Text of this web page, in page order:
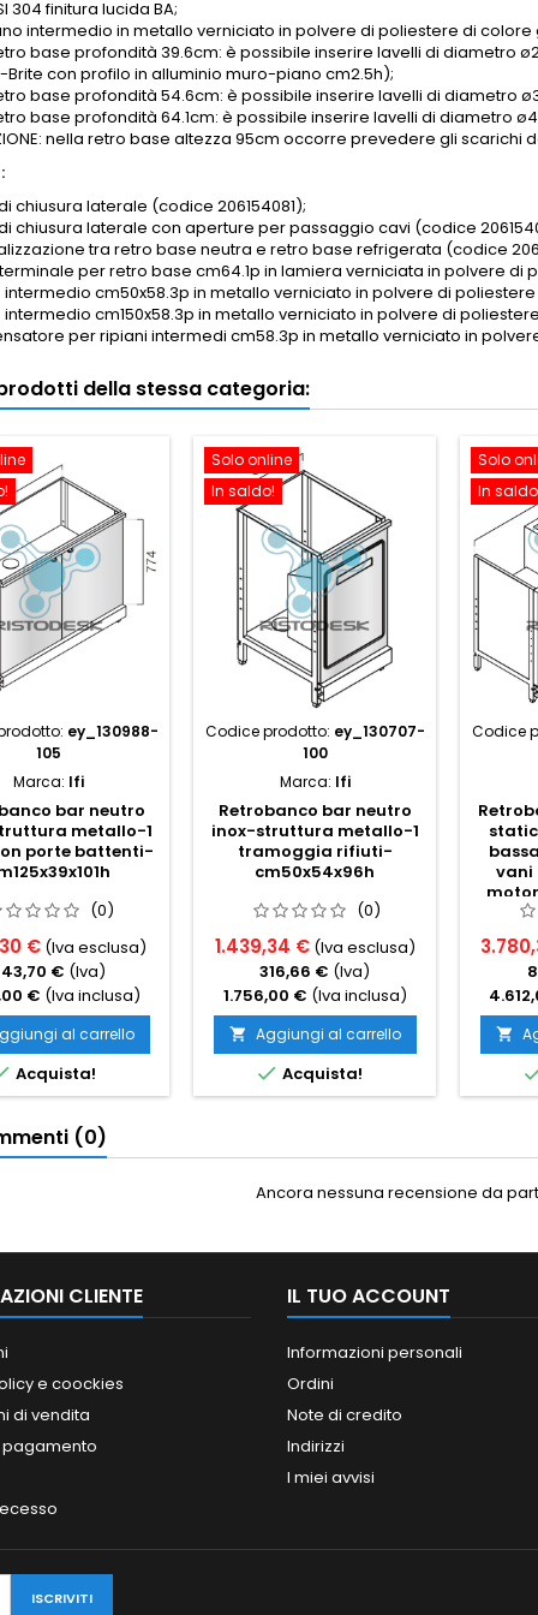
304 finitura lucida BA;
intermedio in metallo verniciato in polvere di poliestere di colore
base profondità 39.6cm: è possibile inserire lavelli di diametro
Brite con profilo in alluminio muro-piano cm2.5h);
base profondità 54.6cm: è possibile inserire lavelli di diametro
base profondità 64.1cm: è possibile inserire lavelli di diametro
nella retro base altezza 95cm occorre prevedere gli
chiusura laterale (codice 206154081);
chiusura laterale con aperture per passaggio cavi (codice
tra retro base neutra e retro base refrigerata (codice
per retro base cm64.1p in lamiera verniciata in polvere di
cm50x58.3p in metallo verniciato in polvere di
cm150x58.3p in metallo verniciato in polvere di
per ripiani intermedi cm58.3p in metallo verniciato in
della stessa categoria:
ey_130988-
105
Marca: Ifi
bar neutro
metallo-1
porte battenti-
(0)
€ (Iva esclusa)
€ (Iva)
€ (Iva inclusa)
al carrello
Acquista!
Solo online
In saldo!
Codice prodotto: ey_130707-
100
Marca: Ifi
Retrobanco bar neutro
inox-struttura metallo-1
tramoggia rifiuti-
cm50x54x96h
(0)
1.439,34 € (Iva esclusa)
316,66 € (Iva)
1.756,00 € (Iva inclusa)
 Aggiungi al carrello
 Acquista!
Solo
In
Codice

(0)
Ancora nessuna recensione da
CLIENTE
e coockies
di vendita
pagamento
IL TUO ACCOUNT
Informazioni personali
Ordini
Note di credito
Indirizzi
I miei avvisi